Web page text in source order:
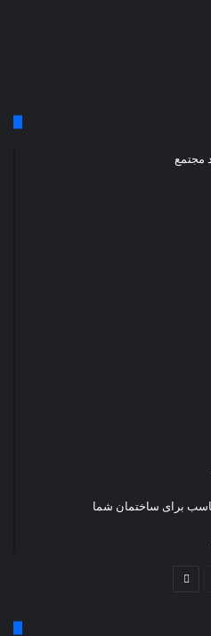
برای ساختمان شما
صفحه